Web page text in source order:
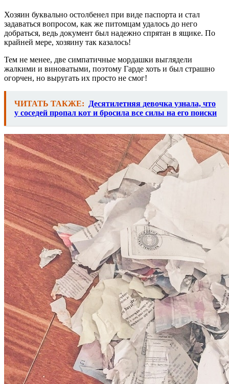
Хозяин буквально остолбенел при виде паспорта и стал
задаваться вопросом, как же питомцам удалось до него
добраться, ведь документ был надежно спрятан в ящике. По
крайней мере, хозяину так казалось!
Тем не менее, две симпатичные мордашки выглядели
жалкими и виноватыми, поэтому Гарде хоть и был страшно
огорчен, но выругать их просто не смог!
ЧИТАТЬ ТАКЖЕ:
Десятилетняя девочка узнала, что
у соседей пропал кот и бросила все силы на его поиски